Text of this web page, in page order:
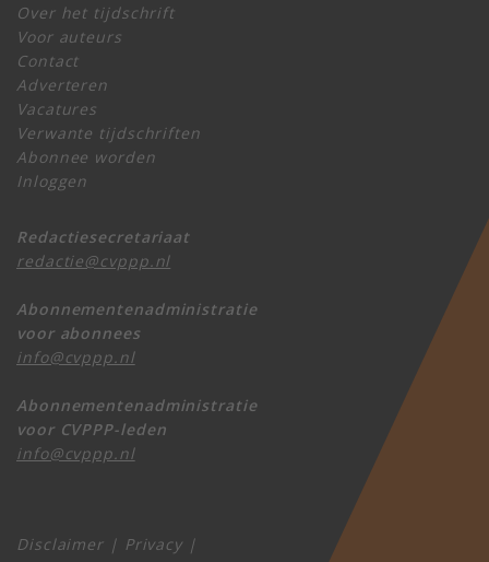
Over het tijdschrift
Voor auteurs
Contact
Adverteren
Vacatures
Verwante tijdschriften
Abonnee worden
Inloggen
Redactiesecretariaat
redactie@cvppp.nl
Abonnementenadministratie
voor abonnees
info@cvppp.nl
Abonnementenadministratie
voor CVPPP-leden
info@cvppp.nl
Disclaimer | Privacy |